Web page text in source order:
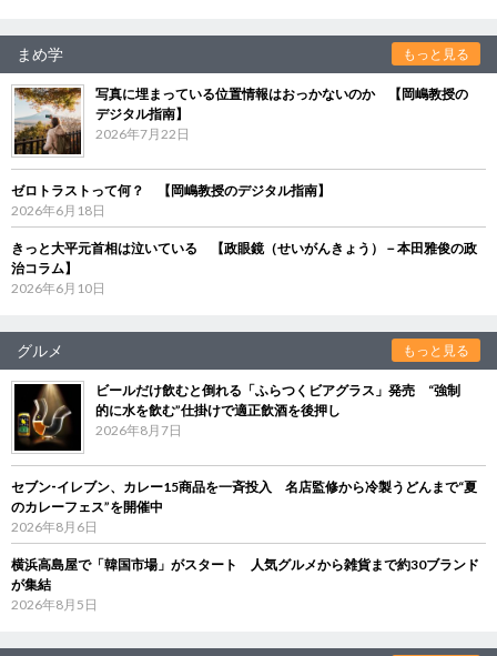
まめ学 もっと見る
写真に埋まっている位置情報はおっかないのか 【岡嶋教授の
デジタル指南】
2026年7月22日
ゼロトラストって何？ 【岡嶋教授のデジタル指南】
2026年6月18日
きっと大平元首相は泣いている 【政眼鏡（せいがんきょう）－本田雅俊の政
治コラム】
2026年6月10日
グルメ もっと見る
ビールだけ飲むと倒れる「ふらつくビアグラス」発売 “強制
的に水を飲む”仕掛けで適正飲酒を後押し
2026年8月7日
セブン‐イレブン、カレー15商品を一斉投入 名店監修から冷製うどんまで“夏
のカレーフェス”を開催中
2026年8月6日
横浜高島屋で「韓国市場」がスタート 人気グルメから雑貨まで約30ブランド
が集結
2026年8月5日